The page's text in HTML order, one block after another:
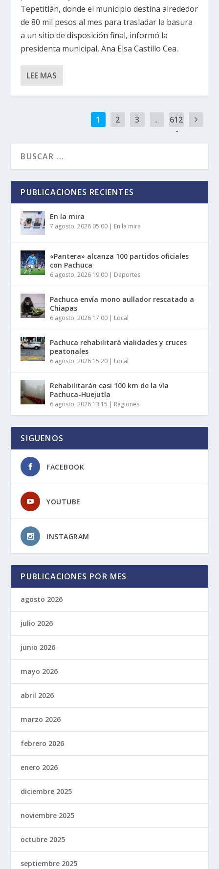
Tepetitlán, donde el municipio destina alrededor
de 80 mil pesos al mes para trasladar la basura
a un sitio de disposición final, informó la
presidenta municipal, Ana Elsa Castillo Cea.
LEE MAS
1 2 3 ...
612
6
PUBLICACIONES RECIENTES
En la mira
7 agosto, 2026 05:00 | En la mira
«Pantera» alcanza 100 partidos oficiales
con Pachuca
6 agosto, 2026 19:00 | Deportes
Pachuca envía mono aullador rescatado a
Chiapas
6 agosto, 2026 17:00 | Local
Pachuca rehabilitará vialidades y cruces
peatonales
6 agosto, 2026 15:20 | Local
Rehabilitarán casi 100 km de la vía
Pachuca-Huejutla
6 agosto, 2026 13:15 | Regiones
SIGUENOS
FACEBOOK
YOUTUBE
INSTAGRAM
PUBLICACIONES POR MES
agosto 2026
julio 2026
junio 2026
mayo 2026
abril 2026
marzo 2026
febrero 2026
enero 2026
diciembre 2025
noviembre 2025
octubre 2025
septiembre 2025